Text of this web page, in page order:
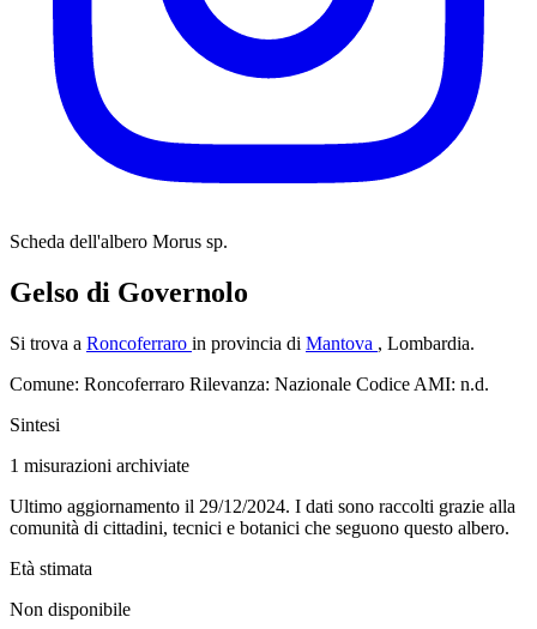
Scheda dell'albero Morus sp.
Gelso di Governolo
Si trova a Roncoferraro in provincia di Mantova , Lombardia.
Comune: Roncoferraro Rilevanza: Nazionale Codice AMI: n.d.
Sintesi
1 misurazioni archiviate
Ultimo aggiornamento il 29/12/2024. I dati sono raccolti grazie alla
comunità di cittadini, tecnici e botanici che seguono questo albero.
Età stimata
Non disponibile